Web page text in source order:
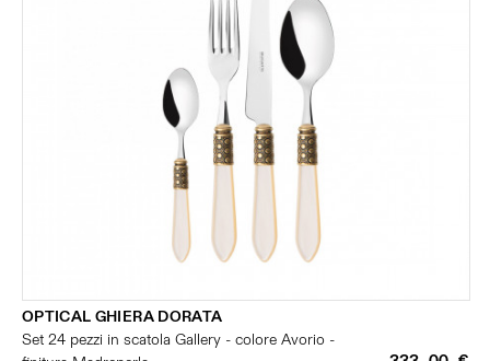
OPTICAL GHIERA DORATA
Set 24 pezzi in scatola Gallery - colore Avorio -